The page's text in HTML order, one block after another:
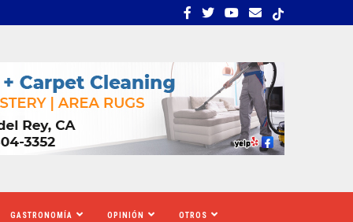
ESTRÉS, INCERTIDUMBRE Y MIEDO... CALIFORNIA SE
GASTRONOMÍA OPINIÓN OTROS